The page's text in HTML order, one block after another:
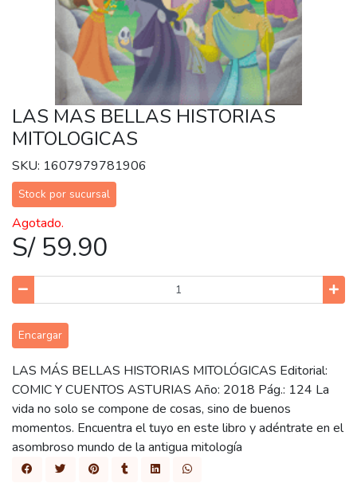
LAS MAS BELLAS HISTORIAS
MITOLOGICAS
SKU: 1607979781906
Stock por sucursal
Agotado.
S/ 59.90
Encargar
LAS MÁS BELLAS HISTORIAS MITOLÓGICAS Editorial:
COMIC Y CUENTOS ASTURIAS Año: 2018 Pág.: 124 La
vida no solo se compone de cosas, sino de buenos
momentos. Encuentra el tuyo en este libro y adéntrate en el
asombroso mundo de la antigua mitología